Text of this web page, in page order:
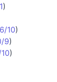
)
10)
9)
)